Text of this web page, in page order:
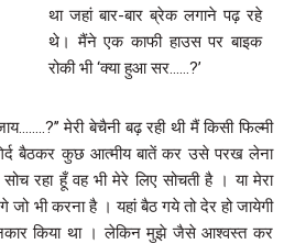
था जहां बार-बार ब्रेक लगाने पढ़ रहे
थे। मैंने एक काफी हाउस पर बाइक
रोकी भी ‘क्या हुआ सर……?’
मेरी बेचैनी बढ़ रही थी मैं किसी फिल्मी
बैठकर कुछ आत्मीय बातें कर उसे परख लेना
रहा हूँ वह भी मेरे लिए सोचती है । या मेरा
जो भी करना है । यहां बैठ गये तो देर हो जायेगी
किया था । लेकिन मुझे जैसे आश्वस्त कर